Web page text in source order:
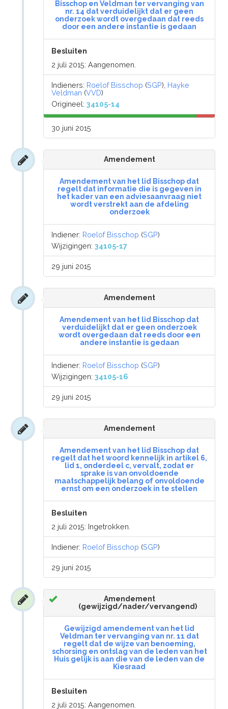
Bisschop en Veldman ter vervanging van
nr. 14 dat verduidelijkt dat er geen
onderzoek wordt overgedaan dat reeds
door een andere instantie is gedaan
Besluiten
2 juli 2015: Aangenomen.
Indieners: Roelof Bisschop (SGP), Hayke
Veldman (VVD)
Origineel:34105-14
30 juni 2015
Amendement
Amendement van het lid Bisschop dat
regelt dat informatie die is gegeven in
het kader van een adviesaanvraag niet
wordt verstrekt aan de afdeling
onderzoek
Indiener: Roelof Bisschop (SGP)
Wijzigingen:34105-17
29 juni 2015
Amendement
Amendement van het lid Bisschop dat
verduidelijkt dat er geen onderzoek
wordt overgedaan dat reeds door een
andere instantie is gedaan
Indiener: Roelof Bisschop (SGP)
Wijzigingen:34105-16
29 juni 2015
Amendement
Amendement van het lid Bisschop dat
regelt dat het woord kennelijk in artikel 6,
lid 1, onderdeel c, vervalt, zodat er
sprake is van onvoldoende
maatschappelijk belang of onvoldoende
ernst om een onderzoek in te stellen
Besluiten
2 juli 2015: Ingetrokken.
Indiener: Roelof Bisschop (SGP)
29 juni 2015
Amendement
(gewijzigd/nader/vervangend)
Gewijzigd amendement van het lid
Veldman ter vervanging van nr. 11 dat
regelt dat de wijze van benoeming,
schorsing en ontslag van de leden van het
Huis gelijk is aan die van de leden van de
Kiesraad
Besluiten
2 juli 2015: Aangenomen.